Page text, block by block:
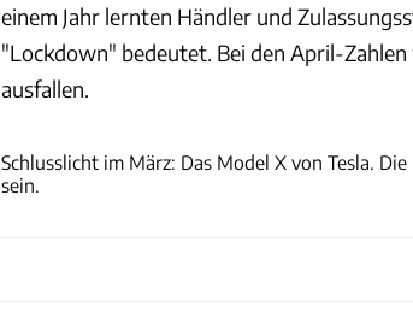
einem Jahr lernten Händler und
"Lockdown" bedeutet. Bei den April-
ausfallen.
Schlusslicht im März: Das Model X von Tesla.
sein.